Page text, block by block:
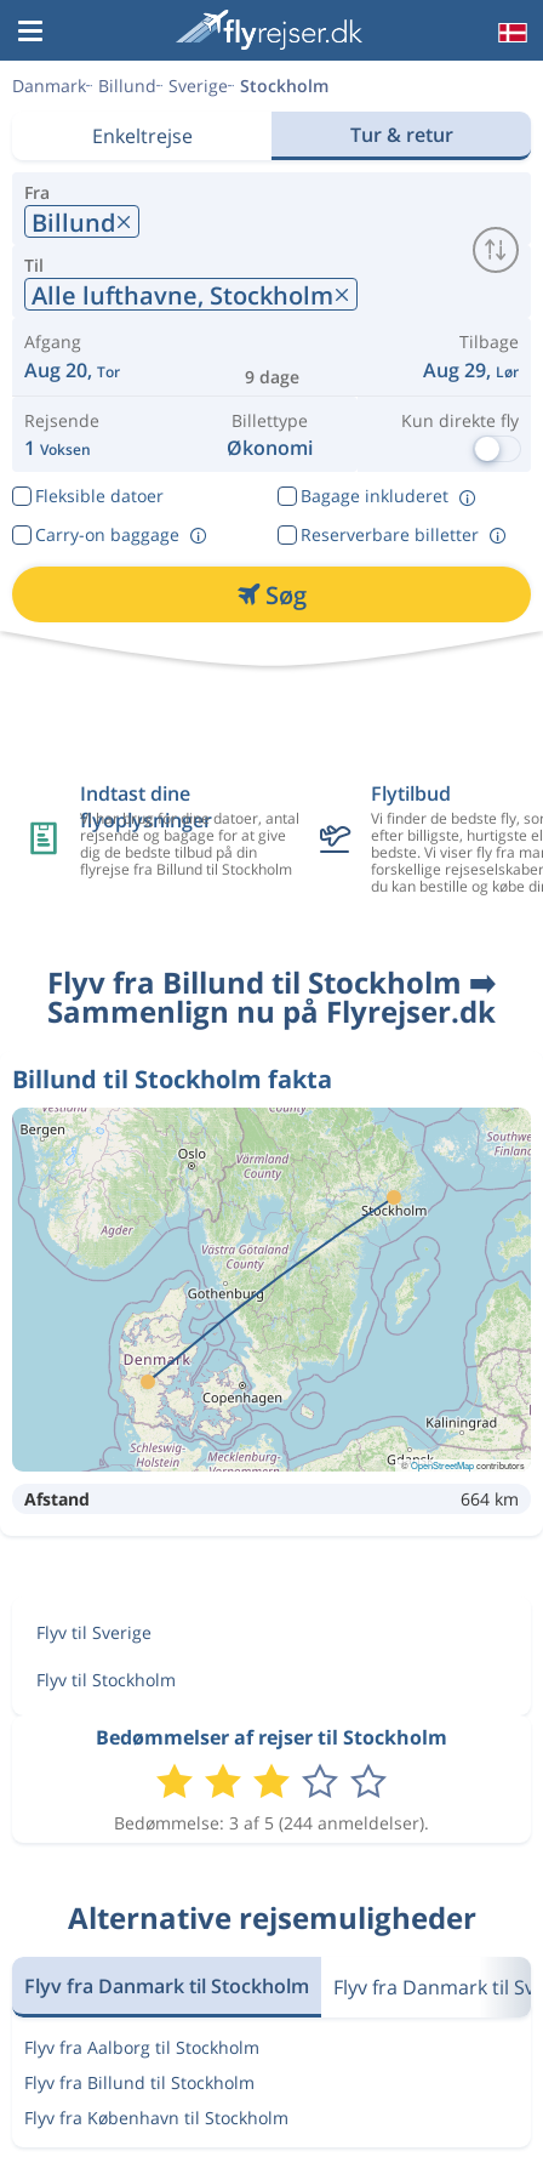
Danmark Billund Sverige Stockholm
Enkeltrejse Tur & retur
Fra
Billund
Til
Alle lufthavne, Stockholm
Afgang
Aug 20, Tor 9 dage
Tilbage
Aug 29, Lør
Rejsende
1 Voksen
Billettype
Økonomi
Kun direkte fly
Fleksible datoer
Bagage inkluderet
Reserverbare billetter
Carry-on baggage
Søg
Indtast dine
flyoplysninger
Vi har brug for dine datoer, antal
rejsende og bagage for at give
dig de bedste tilbud på din
flyrejse fra Billund til Stockholm
Flytilbud
Vi finder de bedste fly,
efter billigste, hurtigste
bedste. Vi viser fly fra
forskellige
du kan bestille og købe
Flyv fra Billund til Stockholm ➡️
Sammenlign nu på Flyrejser.dk
Billund til Stockholm fakta
©OpenStreetMapcontributors
Afstand 664 km
Flyv til Sverige
Flyv til Stockholm
Bedømmelser af rejser til Stockholm
Bedømmelse: 3 af 5 (244 anmeldelser).
Alternative rejsemuligheder
Flyv fra Danmark til Stockholm Flyv fra Danmark til
Flyv fra Aalborg til Stockholm
Flyv fra Billund til Stockholm
Flyv fra København til Stockholm